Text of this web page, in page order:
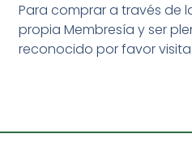
un equilibrio entre
para conquistar
tiempo […]
Para comprar a través de
propia Membresía y ser
reconocido por favor visita